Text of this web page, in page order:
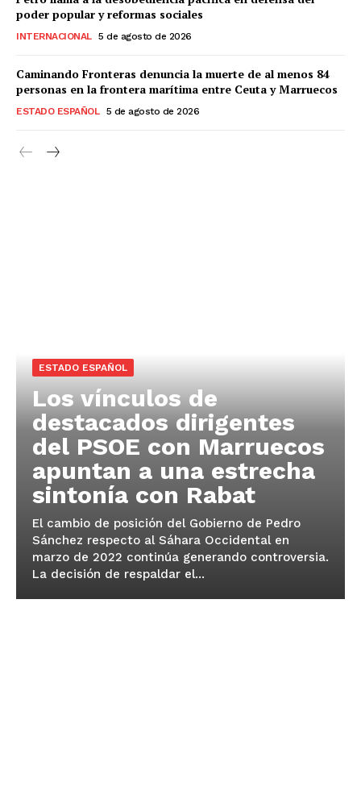
poder popular y reformas sociales
INTERNACIONAL 5 de agosto de 2026
Caminando Fronteras denuncia la muerte de al menos 84
personas en la frontera marítima entre Ceuta y Marruecos
ESTADO ESPAÑOL 5 de agosto de 2026
ESTADO ESPAÑOL
Los vínculos de
destacados dirigentes
del PSOE con Marruecos
apuntan a una estrecha
sintonía con Rabat
El cambio de posición del Gobierno de Pedro
Sánchez respecto al Sáhara Occidental en
marzo de 2022 continúa generando controversia.
La decisión de respaldar el...